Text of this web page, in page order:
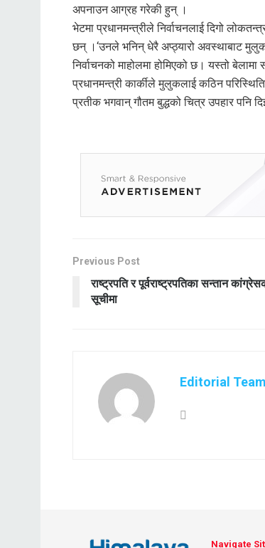
अपनाउन आग्रह गरेकी हुन् ।
भेटमा प्रधानमन्त्रीले निर्वाचनलाई दिगो
छन् ।‘उनले भनिन् धेरै अप्ठ्यारो अवस्थाबाट
निर्वाचनको माहोलमा होमिएको छ। यस्तो
प्रधानमन्त्री कार्कीले मुलुकलाई कठिन
प्रतीक भगवान् गौतम बुद्धको चित्र उपहार पनि
Previous Post
राष्ट्रपति र पूर्वराष्ट्रपतिका सन्तान
सूचीमा
Editorial Team
Navigate